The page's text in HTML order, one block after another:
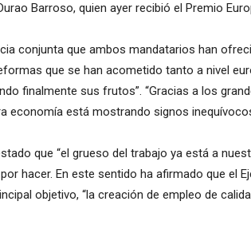
Barroso, quien ayer recibió el Premio
conjunta que ambos mandatarios han
que se han acometido tanto a nivel
finalmente sus frutos”. “Gracias a los
economía está mostrando signos
que “el grueso del trabajo ya está a
hacer. En este sentido ha afirmado que el
objetivo, “la creación de empleo de